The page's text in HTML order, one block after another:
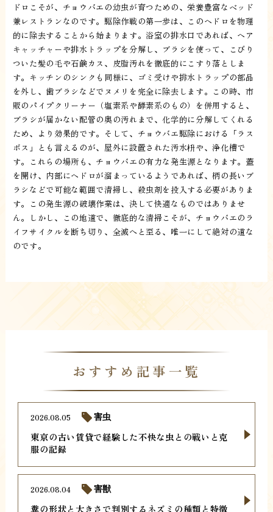
ドロこそが、チョウバエの幼虫が育つための、栄養豊富なベッド
兼レストランなのです。駆除作戦の第一歩は、このヘドロを物理
的に除去することから始まります。浴室の排水口であれば、ヘア
キャッチャーや排水トラップを分解し、ブラシを使って、こびり
ついた髪の毛や石鹸カス、皮脂汚れを徹底的にこすり落としま
す。キッチンのシンクも同様に、ゴミ受けや排水トラップの部品
を外し、歯ブラシなどでヌメリを完全に除去します。この時、市
販のパイプクリーナー（塩素系や酵素系のもの）を併用すると、
ブラシが届かない配管の奥の汚れまで、化学的に分解してくれる
ため、より効果的です。そして、チョウバエ駆除における「ラス
ボス」とも言えるのが、屋外に設置された汚水枡や、浄化槽で
す。これらの場所も、チョウバエの有力な発生源となります。蓋
を開け、内部にヘドロが溜まっているようであれば、柄の長いブ
ラシなどで可能な範囲で清掃し、殺虫剤を投入する必要がありま
す。この発生源の破壊作業は、決して快適なものではありませ
ん。しかし、この地道で、徹底的な清掃こそが、チョウバエのラ
イフサイクルを断ち切り、全滅へと至る、唯一にして絶対の道な
のです。
おすすめ記事一覧
東京の古い賃貸で経験した不快な虫との戦いと克
服の記録
2026.08.05 害虫
糞の形状と大きさで判別するネズミの種類と特徴
2026.08.04 害獣